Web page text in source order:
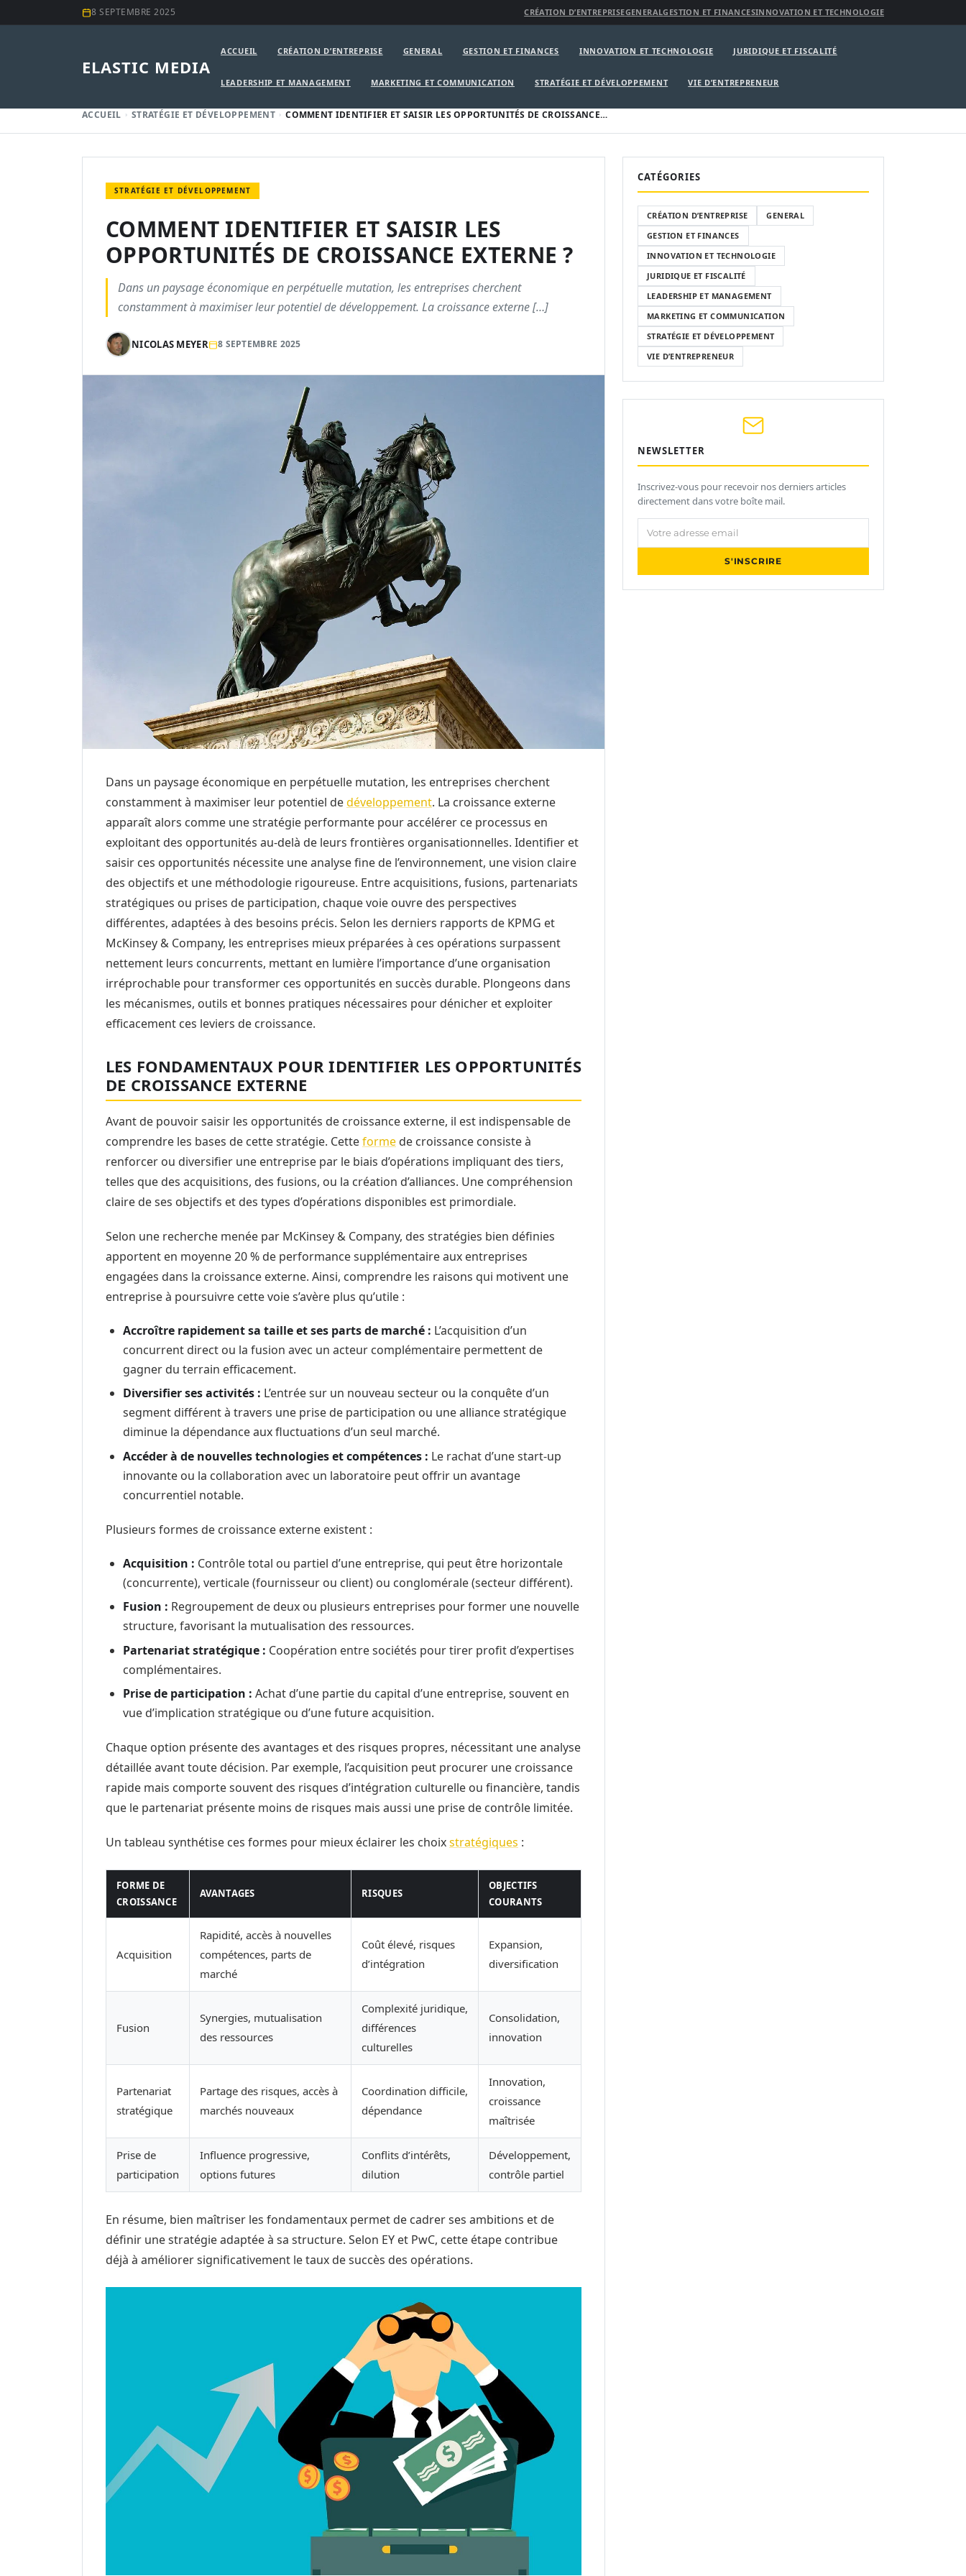
8 SEPTEMBRE 2025 CRÉATION D’ENTREPRISEGENERALGESTION ET FINANCESINNOVATION ET TECHNOLOGIE
ELASTIC MEDIA
ACCUEIL CRÉATION D’ENTREPRISE GENERAL GESTION ET FINANCES INNOVATION ET TECHNOLOGIE JURIDIQUE ET FISCALITÉ
LEADERSHIP ET MANAGEMENT MARKETING ET COMMUNICATION STRATÉGIE ET DÉVELOPPEMENT VIE D’ENTREPRENEUR
ACCUEIL STRATÉGIE ET DÉVELOPPEMENT COMMENT IDENTIFIER ET SAISIR LES OPPORTUNITÉS DE CROISSANCE…
STRATÉGIE ET DÉVELOPPEMENT
COMMENT IDENTIFIER ET SAISIR LES
OPPORTUNITÉS DE CROISSANCE EXTERNE ?
Dans un paysage économique en perpétuelle mutation, les entreprises cherchent
constamment à maximiser leur potentiel de développement. La croissance externe […]
NICOLAS MEYER 8 SEPTEMBRE 2025
Dans un paysage économique en perpétuelle mutation, les entreprises cherchent
constamment à maximiser leur potentiel dedéveloppement. La croissance externe
apparaît alors comme une stratégie performante pour accélérer ce processus en
exploitant des opportunités au-delà de leurs frontières organisationnelles. Identifier et
saisir ces opportunités nécessite une analyse fine de l’environnement, une vision claire
des objectifs et une méthodologie rigoureuse. Entre acquisitions, fusions, partenariats
stratégiques ou prises de participation, chaque voie ouvre des perspectives
différentes, adaptées à des besoins précis. Selon les derniers rapports de KPMG et
McKinsey & Company, les entreprises mieux préparées à ces opérations surpassent
nettement leurs concurrents, mettant en lumière l’importance d’une organisation
irréprochable pour transformer ces opportunités en succès durable. Plongeons dans
les mécanismes, outils et bonnes pratiques nécessaires pour dénicher et exploiter
efficacement ces leviers de croissance.
LES FONDAMENTAUX POUR IDENTIFIER LES OPPORTUNITÉS
DE CROISSANCE EXTERNE
Avant de pouvoir saisir les opportunités de croissance externe, il est indispensable de
comprendre les bases de cette stratégie. Cetteforme de croissance consiste à
renforcer ou diversifier une entreprise par le biais d’opérations impliquant des tiers,
telles que des acquisitions, des fusions, ou la création d’alliances. Une compréhension
claire de ses objectifs et des types d’opérations disponibles est primordiale.
Selon une recherche menée par McKinsey & Company, des stratégies bien définies
apportent en moyenne 20 % de performance supplémentaire aux entreprises
engagées dans la croissance externe. Ainsi, comprendre les raisons qui motivent une
entreprise à poursuivre cette voie s’avère plus qu’utile :
Accroître rapidement sa taille et ses parts de marché : L’acquisition d’un
concurrent direct ou la fusion avec un acteur complémentaire permettent de
gagner du terrain efficacement.
Diversifier ses activités : L’entrée sur un nouveau secteur ou la conquête d’un
segment différent à travers une prise de participation ou une alliance stratégique
diminue la dépendance aux fluctuations d’un seul marché.
Accéder à de nouvelles technologies et compétences : Le rachat d’une start-up
innovante ou la collaboration avec un laboratoire peut offrir un avantage
concurrentiel notable.
Plusieurs formes de croissance externe existent :
Acquisition : Contrôle total ou partiel d’une entreprise, qui peut être horizontale
(concurrente), verticale (fournisseur ou client) ou conglomérale (secteur différent).
Fusion : Regroupement de deux ou plusieurs entreprises pour former une nouvelle
structure, favorisant la mutualisation des ressources.
Partenariat stratégique : Coopération entre sociétés pour tirer profit d’expertises
complémentaires.
Prise de participation : Achat d’une partie du capital d’une entreprise, souvent en
vue d’implication stratégique ou d’une future acquisition.
Chaque option présente des avantages et des risques propres, nécessitant une analyse
détaillée avant toute décision. Par exemple, l’acquisition peut procurer une croissance
rapide mais comporte souvent des risques d’intégration culturelle ou financière, tandis
que le partenariat présente moins de risques mais aussi une prise de contrôle limitée.
Un tableau synthétise ces formes pour mieux éclairer les choixstratégiques :
FORME DE
CROISSANCE
AVANTAGES RISQUES
OBJECTIFS
COURANTS
Acquisition
Rapidité, accès à nouvelles
compétences, parts de
marché
Coût élevé, risques
d’intégration
Expansion,
diversification
Fusion
Synergies, mutualisation
des ressources
Complexité juridique,
différences
culturelles
Consolidation,
innovation
Partenariat
stratégique
Partage des risques, accès à
marchés nouveaux
Coordination difficile,
dépendance
Innovation,
croissance
maîtrisée
Prise de
participation
Influence progressive,
options futures
Conflits d’intérêts,
dilution
Développement,
contrôle partiel
En résume, bien maîtriser les fondamentaux permet de cadrer ses ambitions et de
définir une stratégie adaptée à sa structure. Selon EY et PwC, cette étape contribue
déjà à améliorer significativement le taux de succès des opérations.
CATÉGORIES
CRÉATION D’ENTREPRISE
GENERAL
GESTION ET FINANCES
INNOVATION ET TECHNOLOGIE
JURIDIQUE ET FISCALITÉ
LEADERSHIP ET MANAGEMENT
MARKETING ET COMMUNICATION
STRATÉGIE ET DÉVELOPPEMENT
VIE D’ENTREPRENEUR
NEWSLETTER
Inscrivez-vous pour recevoir nos derniers articles
directement dans votre boîte mail.
Votre adresse email
S'INSCRIRE